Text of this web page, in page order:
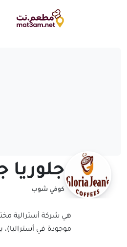
جلوريا
كوفي شوب
موجودة في أستراليا)،